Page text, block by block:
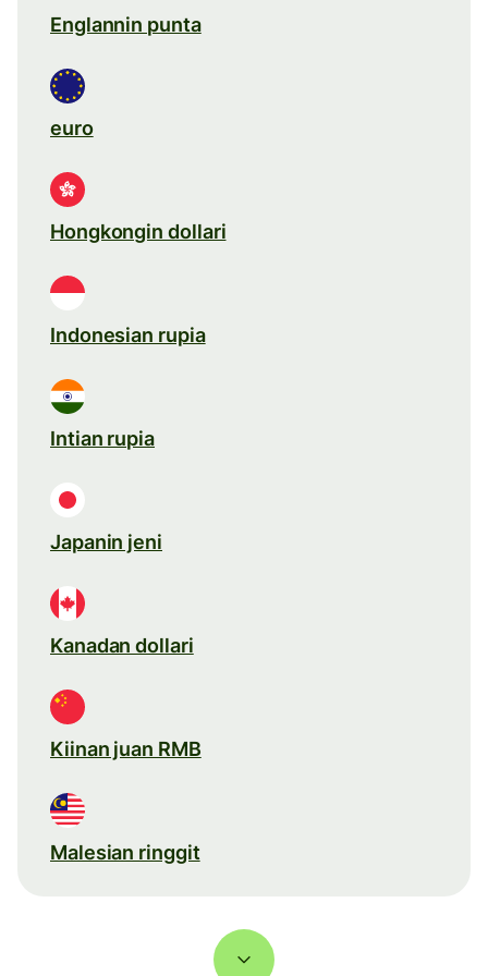
Englannin punta
euro
Hongkongin dollari
Indonesian rupia
Intian rupia
Japanin jeni
Kanadan dollari
Kiinan juan RMB
Malesian ringgit